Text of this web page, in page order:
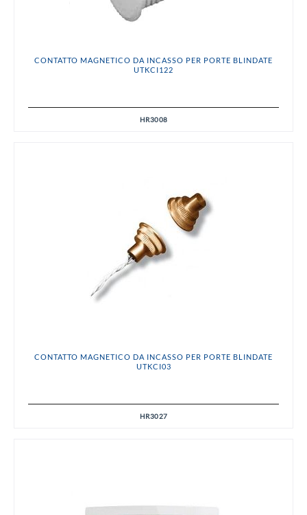
CONTATTO MAGNETICO DA INCASSO PER PORTE BLINDATE
UTKCI122
HR3008
CONTATTO MAGNETICO DA INCASSO PER PORTE BLINDATE
UTKCI03
HR3027